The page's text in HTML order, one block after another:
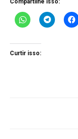
Compartilhe isso:
Curtir isso: